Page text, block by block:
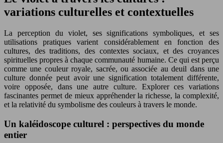
variations culturelles et contextuelles
La perception du violet, ses significations symboliques, et ses
utilisations pratiques varient considérablement en fonction des
cultures, des traditions, des contextes sociaux, et des croyances
spirituelles propres à chaque communauté humaine. Ce qui est perçu
comme une couleur royale, sacrée, ou associée au deuil dans une
culture donnée peut avoir une signification totalement différente,
voire opposée, dans une autre culture. Explorer ces variations
fascinantes permet de mieux appréhender la richesse, la complexité,
et la relativité du symbolisme des couleurs à travers le monde.
Un kaléidoscope culturel : perspectives du monde
entier